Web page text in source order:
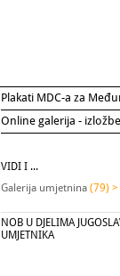
Plakati MDC-a za
Online galerija - izložbe
VIDI I ...
Galerija umjetnina (79) >
NOB U DJELIMA
UMJETNIKA